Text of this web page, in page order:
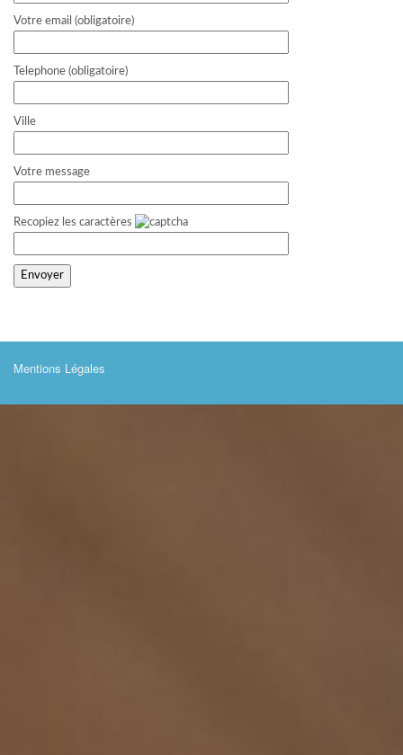
Votre email (obligatoire)
Telephone (obligatoire)
Ville
Votre message
Recopiez les caractères
Mentions Légales